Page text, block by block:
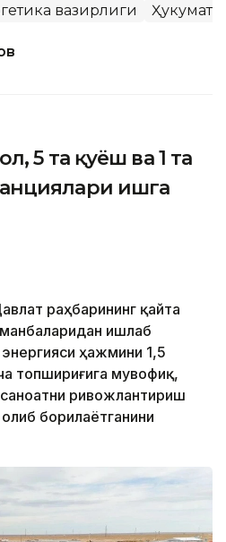
вазирлиги Ҳукумат
5 та қуёш ва 1 та
ишга
раҳбарининг қайта
ишлаб
ҳажмини 1,5
топшириғига мувофиқ,
ривожлантириш
борилаётганини